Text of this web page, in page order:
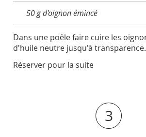
50 g d'oignon émincé
Dans une poêle faire cuire les
d'huile neutre jusqu'à transparence.
Réserver pour la suite
3